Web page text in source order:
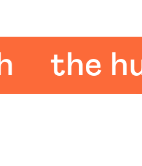
the